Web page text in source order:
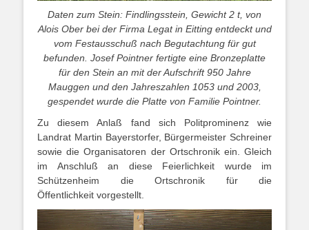
Daten zum Stein: Findlingsstein, Gewicht 2 t, von
Alois Ober bei der Firma Legat in Eitting entdeckt und
vom Festausschuß nach Begutachtung für gut
befunden. Josef Pointner fertigte eine Bronzeplatte
für den Stein an mit der Aufschrift 950 Jahre
Mauggen und den Jahreszahlen 1053 und 2003,
gespendet wurde die Platte von Familie Pointner.
Zu diesem Anlaß fand sich Politprominenz wie
Landrat Martin Bayerstorfer, Bürgermeister Schreiner
sowie die Organisatoren der Ortschronik ein. Gleich
im Anschluß an diese Feierlichkeit wurde im
Schützenheim die Ortschronik für die
Öffentlichkeit vorgestellt.